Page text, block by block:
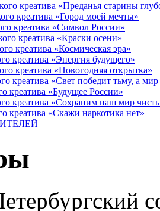
креатива «Преданья старины
креатива «Город моей мечты»
креатива «Символ России»
креатива «Краски осени»
креатива «Космическая эра»
креатива «Энергия будущего»
креатива «Новогодняя открытка»
креатива «Свет победит тьму, а
креатива «Будущее России»
креатива «Сохраним наш мир
креатива «Скажи наркотика нет»